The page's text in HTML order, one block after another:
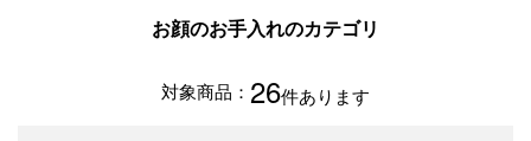
お顔のお手入れのカテゴリ
26件あります